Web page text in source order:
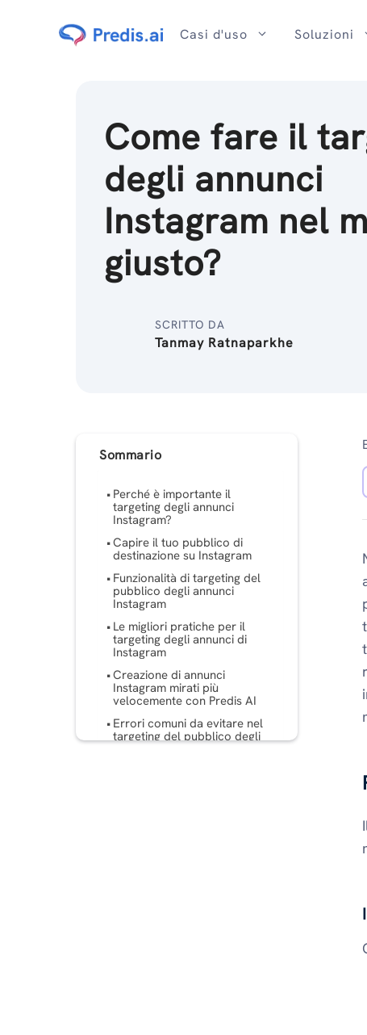
Casi d'uso Soluzioni
Come fare il
degli annunci
Instagram nel
giusto?
SCRITTO DA
Tanmay Ratnaparkhe
Sommario
Perché è importante il
targeting degli annunci
Instagram?
Capire il tuo pubblico di
destinazione su Instagram
Funzionalità di targeting del
pubblico degli annunci
Instagram
Le migliori pratiche per il
targeting degli annunci di
Instagram
Creazione di annunci
Instagram mirati più
velocemente con Predis AI
Errori comuni da evitare nel
targeting del pubblico degli